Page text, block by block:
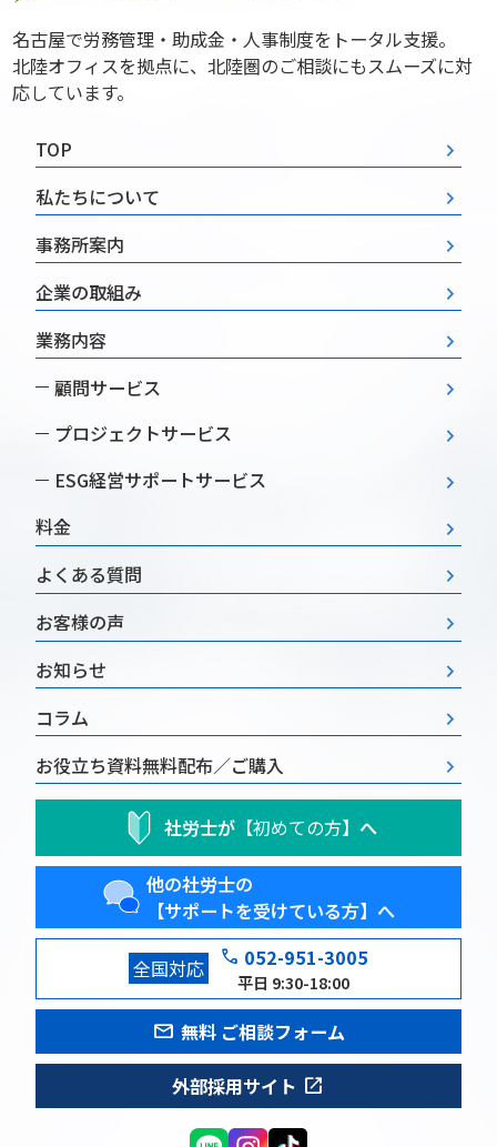
名古屋で労務管理・助成金・人事制度をトータル支援。
北陸オフィスを拠点に、北陸圏のご相談にもスムーズに対
応しています。
TOP
私たちについて
事務所案内
企業の取組み
業務内容
顧問サービス
プロジェクトサービス
ESG経営サポートサービス
料金
よくある質問
お客様の声
お知らせ
コラム
お役立ち資料無料配布／ご購入
社労士が【初めての方】 へ
他の社労士の
【サポートを受けている方】へ
全国対応 phone 052-951-3005
平日 9:30-18:00
mail 無料 ご相談フォーム
外部採用サイト open_in_new